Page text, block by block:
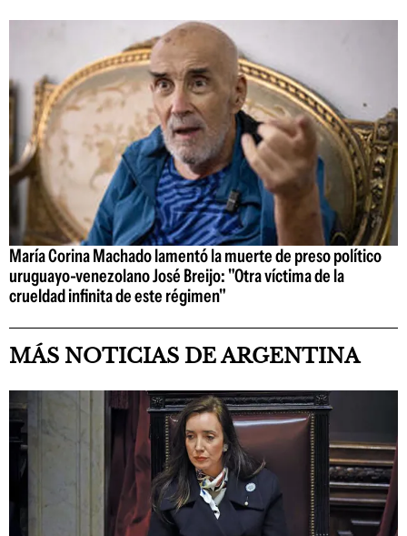
María Corina Machado lamentó la muerte de preso político
uruguayo-venezolano José Breijo: "Otra víctima de la
crueldad infinita de este régimen"
MÁS NOTICIAS DE ARGENTINA